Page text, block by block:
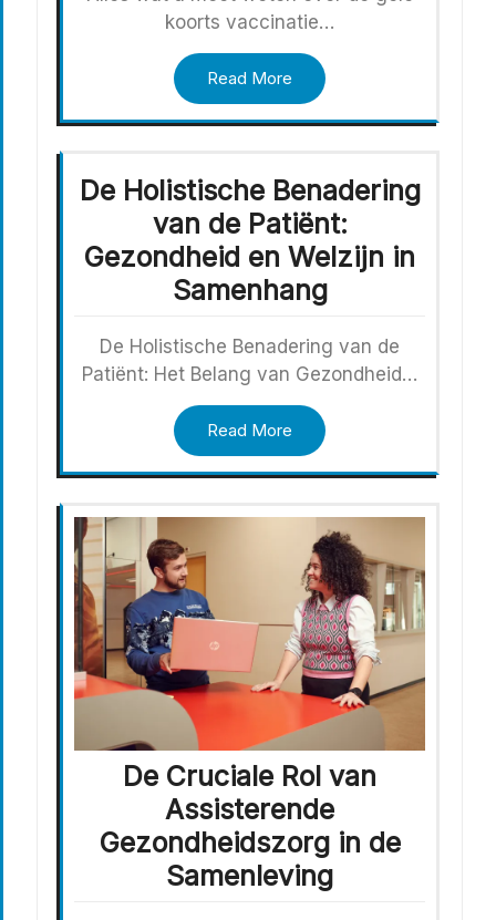
koorts vaccinatie…
Read More
De Holistische Benadering
van de Patiënt:
Gezondheid en Welzijn in
Samenhang
De Holistische Benadering van de
Patiënt: Het Belang van Gezondheid…
Read More
De Cruciale Rol van
Assisterende
Gezondheidszorg in de
Samenleving